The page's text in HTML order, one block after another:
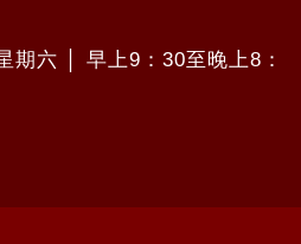
期六 │ 早上9：30至晚上8：